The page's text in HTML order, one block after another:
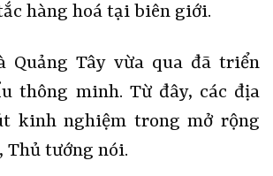
hàng hoá tại biên giới.
Quảng Tây vừa qua đã triển
thông minh. Từ đây, các địa
kinh nghiệm trong mở rộng
Thủ tướng nói.